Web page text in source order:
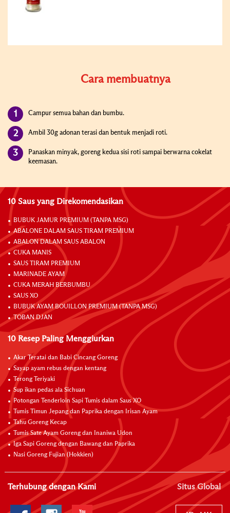
Cara membuatnya
Campur semua bahan dan bumbu.
Ambil 30g adonan terasi dan bentuk menjadi roti.
Panaskan minyak, goreng kedua sisi roti sampai berwarna cokelat
keemasan.
10 Saus yang Direkomendasikan
BUBUK JAMUR PREMIUM (TANPA MSG)
ABALONE DALAM SAUS TIRAM PREMIUM
ABALON DALAM SAUS ABALON
CUKA MANIS
SAUS TIRAM PREMIUM
MARINADE AYAM
CUKA MERAH BERBUMBU
SAUS XO
BUBUK AYAM BOUILLON PREMIUM (TANPA MSG)
TOBAN DJAN
10 Resep Paling Menggiurkan
Akar Teratai dan Babi Cincang Goreng
Sayap ayam rebus dengan kentang
Terong Teriyaki
Sup ikan pedas ala Sichuan
Potongan Tenderloin Sapi Tumis dalam Saus XO
Tumis Timun Jepang dan Paprika dengan Irisan Ayam
Tahu Goreng Kecap
Tumis Sate Ayam Goreng dan Inaniwa Udon
Iga Sapi Goreng dengan Bawang dan Paprika
Nasi Goreng Fujian (Hokkien)
Terhubung dengan Kami Situs Global